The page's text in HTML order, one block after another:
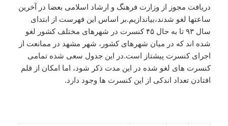
دریافت مجوز از وزارت فرهنگ و ارشاد اسلامی بعضا در آخرین
ساعتها لغو شدند،بیاندازیم.بر اساس این فهرست از ابتدای
سال ۹۳ تا به حال ۴۵ کنسرت در شهرهای مختلف کشور لغو
شده اند که در میان شهرهای کشور، شهر مشهد در ممانعت از
اجرای کنسرت پیشتاز است.در این جدول سعی شده تمامی
کنسرت های لغو شده در این مدت ذکر شود، اما امکان از قلم
افتادن تعداد اندکی از این کنسرت ها وجود دارد.